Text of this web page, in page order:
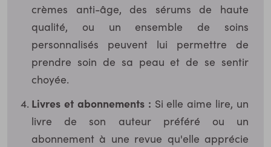
crèmes anti-âge, des sérums de haute
qualité, ou un ensemble de soins
personnalisés peuvent lui permettre de
prendre soin de sa peau et de se sentir
choyée.
Livres et abonnements : Si elle aime lire, un
livre de son auteur préféré ou un
abonnement à une revue qu'elle apprécie